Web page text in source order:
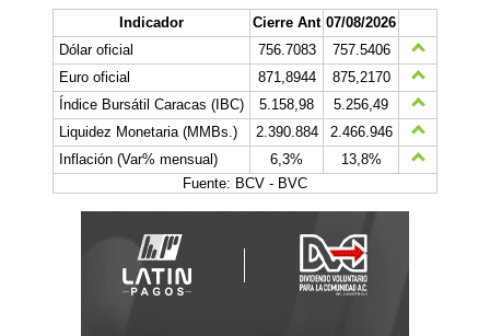
Indicador Cierre Ant 07/08/2026
Dólar oficial
756.7083
757.5406
Euro oficial
871,8944
875,2170
Índice Bursátil Caracas (IBC)
5.158,98
5.256,49
Liquidez Monetaria (MMBs.)
2.390.884
2.466.946
Inflación (Var% mensual)
6,3%
13,8%
Fuente: BCV - BVC